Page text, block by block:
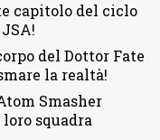
capitolo del ciclo
del Dottor Fate
la realtà!
Smasher
squadra